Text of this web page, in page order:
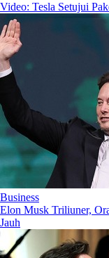
Video: Tesla Setujui
Business
Elon Musk Triliuner,
Jauh